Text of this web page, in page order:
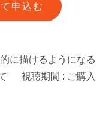
申込む
に描けるようになる
視聴期間 : ご購入